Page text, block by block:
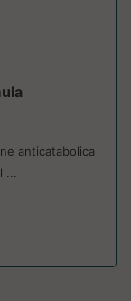
anticatabolica
...